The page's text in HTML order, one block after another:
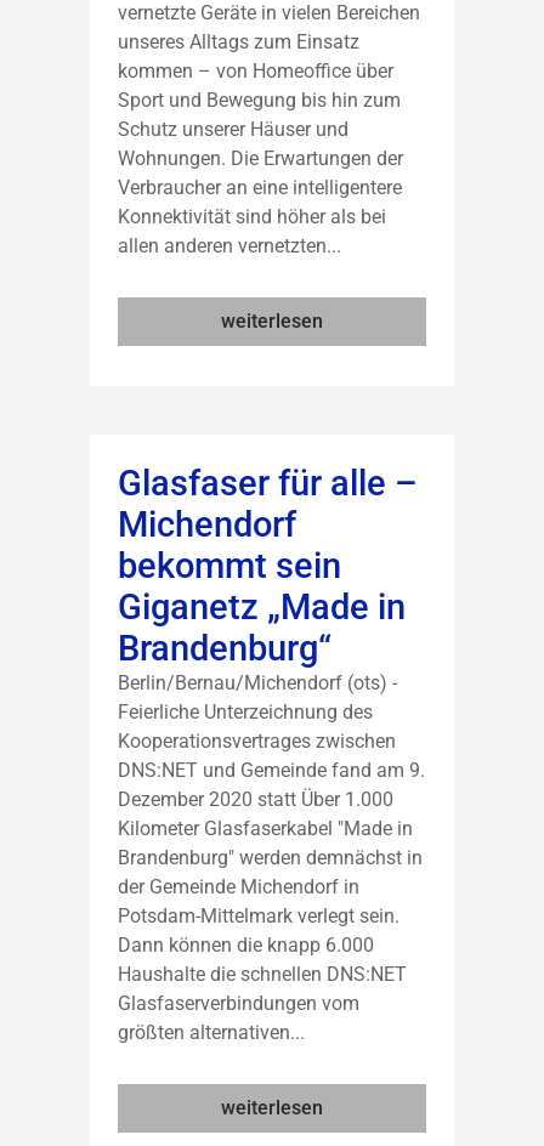
vernetzte Geräte in vielen Bereichen
unseres Alltags zum Einsatz
kommen – von Homeoffice über
Sport und Bewegung bis hin zum
Schutz unserer Häuser und
Wohnungen. Die Erwartungen der
Verbraucher an eine intelligentere
Konnektivität sind höher als bei
allen anderen vernetzten...
weiterlesen
Glasfaser für alle –
Michendorf
bekommt sein
Giganetz „Made in
Brandenburg“
Berlin/Bernau/Michendorf (ots) -
Feierliche Unterzeichnung des
Kooperationsvertrages zwischen
DNS:NET und Gemeinde fand am 9.
Dezember 2020 statt Über 1.000
Kilometer Glasfaserkabel "Made in
Brandenburg" werden demnächst in
der Gemeinde Michendorf in
Potsdam-Mittelmark verlegt sein.
Dann können die knapp 6.000
Haushalte die schnellen DNS:NET
Glasfaserverbindungen vom
größten alternativen...
weiterlesen